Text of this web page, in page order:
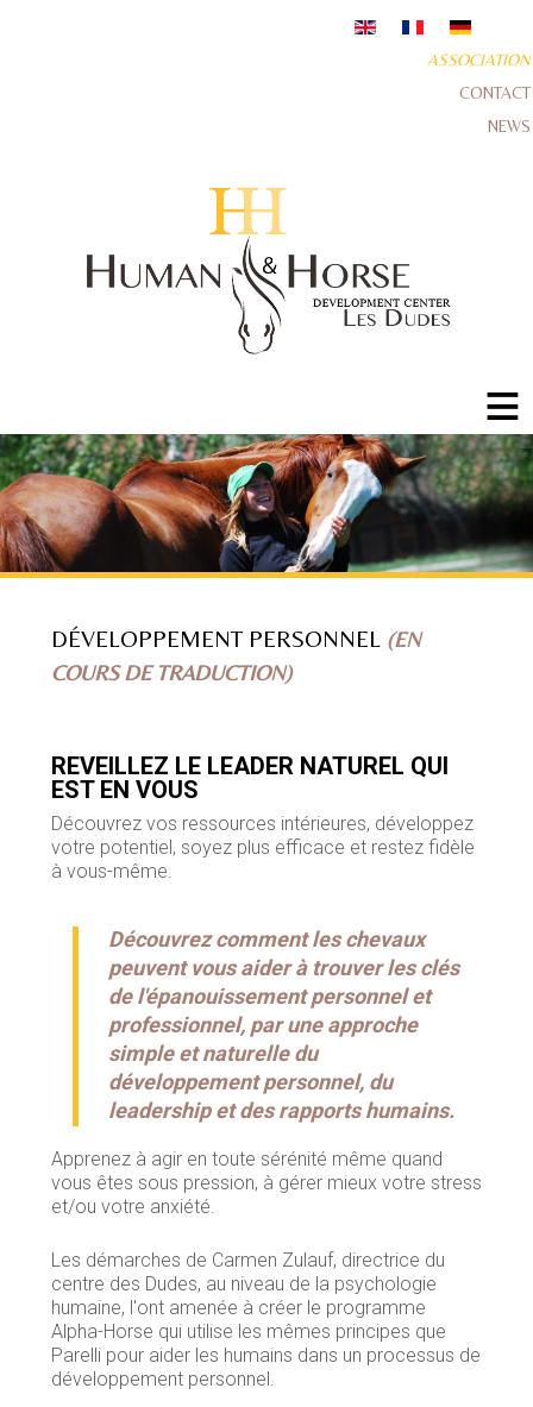
ASSOCIATION
CONTACT
NEWS
≡
DÉVELOPPEMENT PERSONNEL (EN
COURS DE TRADUCTION)
REVEILLEZ LE LEADER NATUREL QUI
EST EN VOUS
Découvrez vos ressources intérieures, développez
votre potentiel, soyez plus efficace et restez fidèle
à vous-même.
Découvrez comment les chevaux
peuvent vous aider à trouver les clés
de l'épanouissement personnel et
professionnel, par uneapproche
simple et naturelle du
développement personnel, du
leadership et des rapports humains.
Apprenez à agir en toute sérénité même quand
vous êtes sous pression, à gérer mieux votre stress
et/ou votre anxiété.
Les démarches de Carmen Zulauf, directrice du
centre des Dudes, au niveau de la psychologie
humaine, l'ont amenée à créer le programme
Alpha-Horse qui utilise les mêmes principes que
Parelli pour aider les humains dans un processus de
développement personnel.